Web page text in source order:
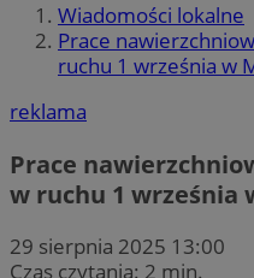
Wiadomości lokalne
Prace
ruchu 1 września w
reklama
Prace
w ruchu 1 września
29 sierpnia 2025 13:00
Czas czytania: 2 min.